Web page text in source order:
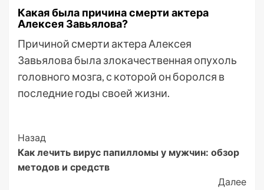
Какая была причина смерти актера
Алексея Завьялова?
Причиной смерти актера Алексея
Завьялова была злокачественная опухоль
головного мозга, с которой он боролся в
последние годы своей жизни.
Post
Navigation
Назад
Как лечить вирус папилломы у мужчин: обзор
методов и средств
Далее